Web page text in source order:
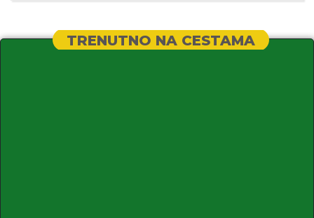
TRENUTNO NA CESTAMA